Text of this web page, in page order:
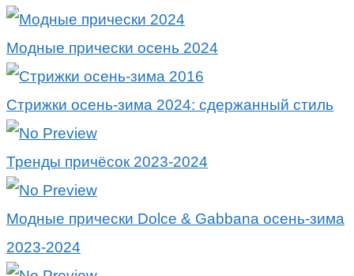
Модные прически осень 2024
Стрижки осень-зима 2024: сдержанный стиль
Тренды причёсок 2023-2024
Модные прически Dolce & Gabbana осень-зима
2023-2024